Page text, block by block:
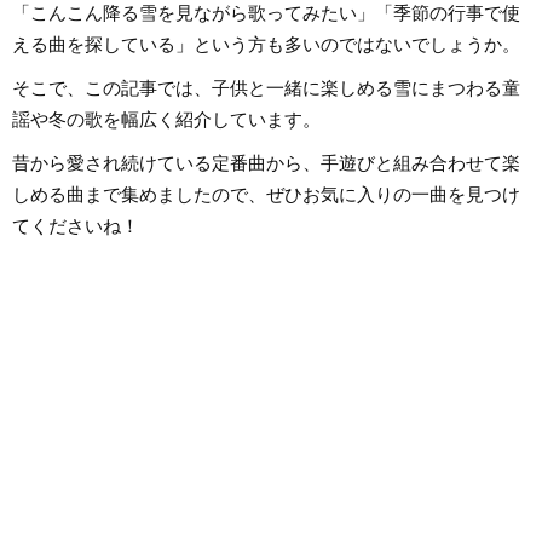
こない、多くの子供たちと関わっ
てきました。その後、小学館にて
フリーランスライター、企画、編
集の仕事を通して楽しい大人との
さを経験。教育現場で培った視点
インプットとアウトプットを大切
に実践に役立つ情報をお届けしま
す。趣味は楽器、歌、手作り、お
アウトドア、本、工作、クラフ
「聴いてみたい！
記事を届けられた
す！
「こんこん降る雪を見ながら歌ってみたい」「季節の行事で使
える曲を探している」という方も多いのではないでしょうか。
そこで、この記事では、子供と一緒に楽しめる雪にまつわる童
謡や冬の歌を幅広く紹介しています。
昔から愛され続けている定番曲から、手遊びと組み合わせて楽
しめる曲まで集めましたので、ぜひお気に入りの一曲を見つけ
てくださいね！